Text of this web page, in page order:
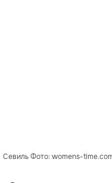
Севиль Фото: womens-